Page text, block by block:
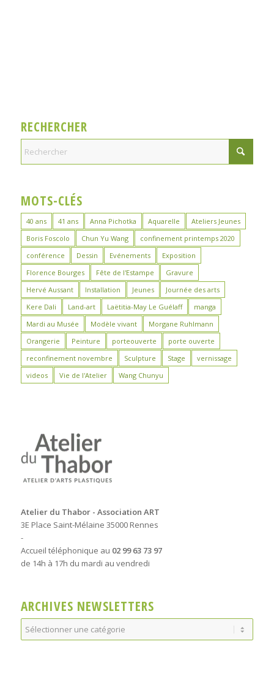
RECHERCHER
MOTS-CLÉS
40 ans 41 ans Anna Pichotka Aquarelle
Ateliers Jeunes
Boris Foscolo
Chun Yu Wang
confinement printemps 2020
conférence
Dessin Evénements
Exposition
Florence Bourges
Fête de l'Estampe
Gravure
Hervé Aussant
Installation Jeunes
Journée des arts
Kere Dali
Land-art Laëtitia-May Le Guélaff
manga
Mardi au Musée
Modèle vivant
Morgane Ruhlmann
Orangerie
Peinture porteouverte
porte ouverte
reconfinement novembre
Sculpture Stage
vernissage
videos
Vie de l'Atelier Wang Chunyu
Atelier du Thabor - Association ART
3E Place Saint-Mélaine 35000 Rennes
-
Accueil téléphonique au 02 99 63 73 97
de 14h à 17h du mardi au vendredi
ARCHIVES NEWSLETTERS
Archives
Newsletters